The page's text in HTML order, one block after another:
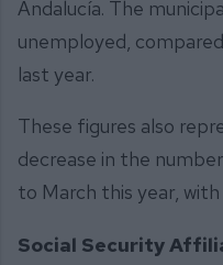
Andalucía. The
unemployed,
last year.
These figures also
decrease in the
to March this year,
Social Security